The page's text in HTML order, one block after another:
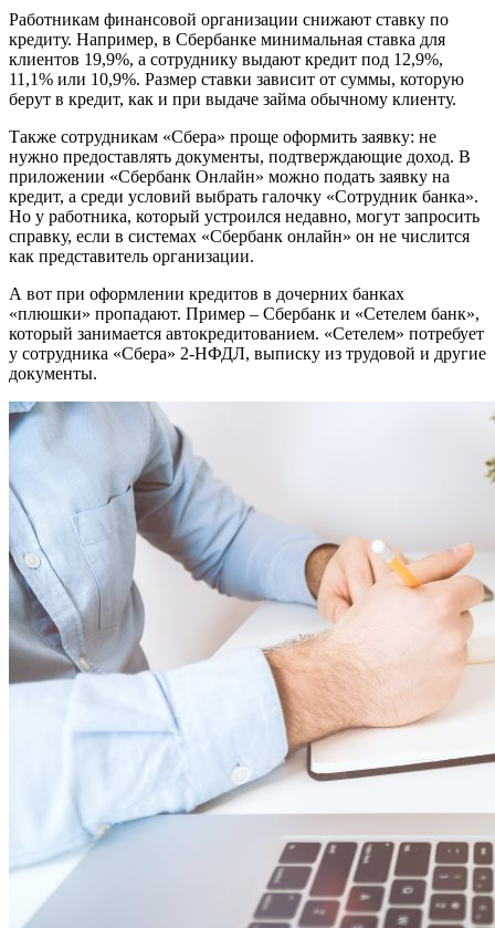
Работникам финансовой организации снижают ставку по
кредиту. Например, в Сбербанке минимальная ставка для
клиентов 19,9%, а сотруднику выдают кредит под 12,9%,
11,1% или 10,9%. Размер ставки зависит от суммы, которую
берут в кредит, как и при выдаче займа обычному клиенту.
Также сотрудникам «Сбера» проще оформить заявку: не
нужно предоставлять документы, подтверждающие доход. В
приложении «Сбербанк Онлайн» можно подать заявку на
кредит, а среди условий выбрать галочку «Сотрудник банка».
Но у работника, который устроился недавно, могут запросить
справку, если в системах «Сбербанк онлайн» он не числится
как представитель организации.
А вот при оформлении кредитов в дочерних банках
«плюшки» пропадают. Пример – Сбербанк и «Сетелем банк»,
который занимается автокредитованием. «Сетелем» потребует
у сотрудника «Сбера» 2-НФДЛ, выписку из трудовой и другие
документы.